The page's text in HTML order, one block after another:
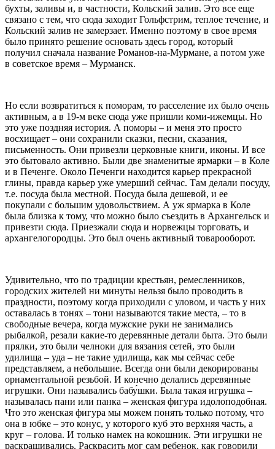
бухты, заливы и, в частности, Кольский залив. Это все еще
связано с тем, что сюда заходит Гольфстрим, теплое течение, и
Кольский залив не замерзает. Именно поэтому в свое время
было принято решение основать здесь город, который
получил сначала название Романов-на-Мурмане, а потом уже
в советское время – Мурманск.
Но если возвратиться к поморам, то расселение их было очень
активным, а в 19-м веке сюда уже пришли коми-ижемцы. Но
это уже поздняя история. А поморы – и меня это просто
восхищает – они сохранили сказки, песни, сказания,
письменность. Они привезли церковные книги, иконы. И все
это бытовало активно. Были две знаменитые ярмарки – в Коле
и в Печенге. Около Печенги находится карьер прекрасной
глины, правда карьер уже умерший сейчас. Там делали посуду,
т.е. посуда была местной. Посуда была дешевой, и ее
покупали с большим удовольствием. А уж ярмарка в Коле
была близка к тому, что можно было съездить в Архангельск и
привезти сюда. Приезжали сюда и норвежцы торговать, и
архангелогородцы. Это был очень активный товарооборот.
Удивительно, что по традиции крестьян, ремесленников,
городских жителей ни минуты нельзя было проводить в
праздности, поэтому когда приходили с уловом, и часть у них
оставалась в тонях – тони называются такие места, – то в
свободные вечера, когда мужские руки не занимались
рыбалкой, резали какие-то деревянные детали быта. Это были
прялки, это были челноки для вязания сетей, это были
удилища – уда – не такие удилища, как мы сейчас себе
представляем, а небольшие. Всегда они были декорированы
орнаментальной резьбой. И конечно делались деревянные
игрушки. Они назывались бабу́шки. Была такая игрушка –
называлась пани или панка – женская фигура идолоподобная.
Что это женская фигура мы можем понять только потому, что
она в юбке – это конус, у которого куб это верхняя часть, а
круг – голова. И только намек на кокошник. Эти игрушки не
раскрашивались. Раскрасить мог сам ребенок, как говорили